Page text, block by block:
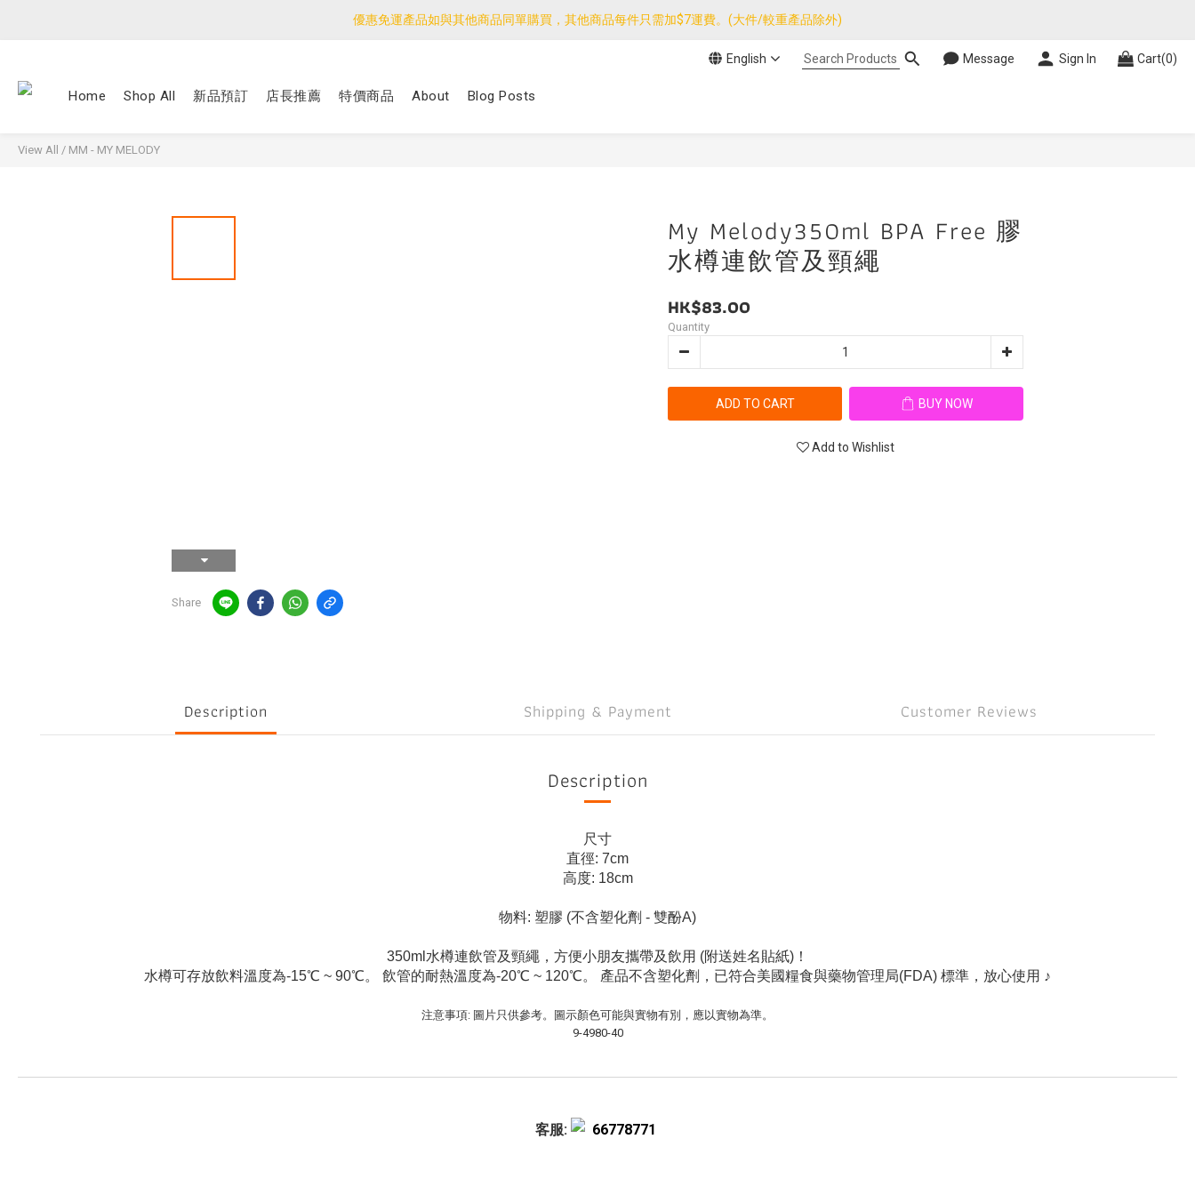
優惠免運產品如與其他商品同單購買，其他商品每件只需加$7運費。(大件/較重產品除外)
優惠免運產品如與其他商品同單購買，其他商品每件只需加$7運費。(大件/較重產品除外)
<公告>感謝支持！我們團隊由30/7~12/8外訪搜羅新產品，期間網店訂單處理及客服服務暫停，門市正常營業。
優惠免運產品如與其他商品同單購買，其他商品每件只需加$7運費。(大件/較重產品除外)
English Message Sign In Cart(0)
Home Shop All 新品預訂 店長推薦 特價商品 About Blog Posts
View All / MM - MY MELODY
Share
My Melody350ml BPA Free 膠
水樽連飲管及頸繩
HK$83.00
Quantity
ADD TO CART BUY NOW
Add to Wishlist
Description Shipping & Payment Customer Reviews
Description
尺寸
直徑: 7cm
高度: 18cm
物料: 塑膠 (不含塑化劑 - 雙酚A)
350ml水樽連飲管及頸繩，方便小朋友攜帶及飲用 (附送姓名貼紙)！
水樽可存放飲料溫度為-15℃ ~ 90℃。 飲管的耐熱溫度為-20℃ ~ 120℃。 產品不含塑化劑，已符合美國糧食與藥物管理局(FDA) 標準，放心使用 ♪
注意事項: 圖片只供參考。圖示顏色可能與實物有別，應以實物為準。
9-4980-40
客服: 66778771